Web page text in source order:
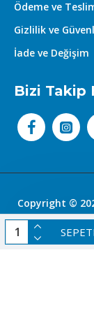
uygundur.
- Hem
Ödeme ve
Gizlilik ve
İade ve Değişim
Bizi Takip
Copyright ©
|